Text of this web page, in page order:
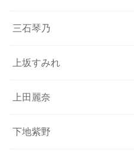
三石琴乃
上坂すみれ
上田麗奈
下地紫野